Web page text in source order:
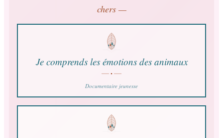
chers —
Je comprends les émotions des animaux
Documentaire jeunesse